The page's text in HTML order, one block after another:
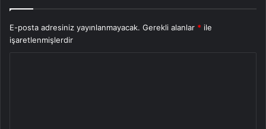
E-posta adresiniz yayınlanmayacak. Gerekli alanlar * ile
işaretlenmişlerdir